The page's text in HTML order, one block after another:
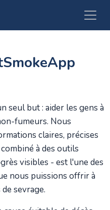
seul but : aider les gens à
fumeurs. Nous
claires, précises
à des outils
visibles - est l'une des
nous puissions offrir à
sevrage.